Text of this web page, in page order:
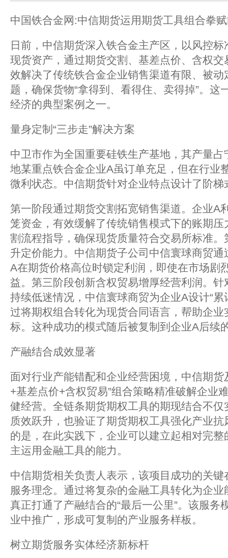
中国铁合金网:中信期货运用期货工具组合拳
日前，中信期货深入铁合金主产区，以风控
现货资产，通过期货交割、基差点价、含权交
效解决了传统铁合金企业销售渠道有限、被
题，确保货物“拿得到、看得住、卖得掉”。这
经济的典型案例之一。‌
量身定制“三步走”解决方案‌
中卫市作为全国重要硅铁生产基地，其产量
地某重点铁合金企业A虽订单充足，但在行业
微利状态。中信期货针对企业特点设计了阶梯
第一阶段通过期货交割拓宽销售渠道。企业A
笼资金，有效缓解了传统销售模式下的账期
割流程指导，确保现货质量符合交易所标准
升定价能力。中信期货子公司中信寰球商贸
A在期货价格高位时锁定利润，即使在市场剧
益。第三阶段创新含权贸易增厚经营利润。
持续低迷情况，中信寰球商贸为企业A设计“
过将期权组合转化为现货合同语言，帮助企
标。这种成功的模式随后被复制到企业A后续
产融结合成效显著‌
面对行业产能错配和企业经营困境，中信期货
+基差点价+含权贸易”组合策略精准破解企业
健经营。全链条期货期权工具的期现结合不
质效跃升，也验证了期货期权工具强化产业
的是，在此实践下，企业可以建立起相对完
主运用金融工具的能力。
中信期货相关负责人表示，该项目成功的关键
服务理念。通过将复杂的金融工具转化为企
真正打通了产融结合的“最后一公里”。该服务
业中推广，形成可复制的产业服务样板。
树立期货服务实体经济新标杆‌